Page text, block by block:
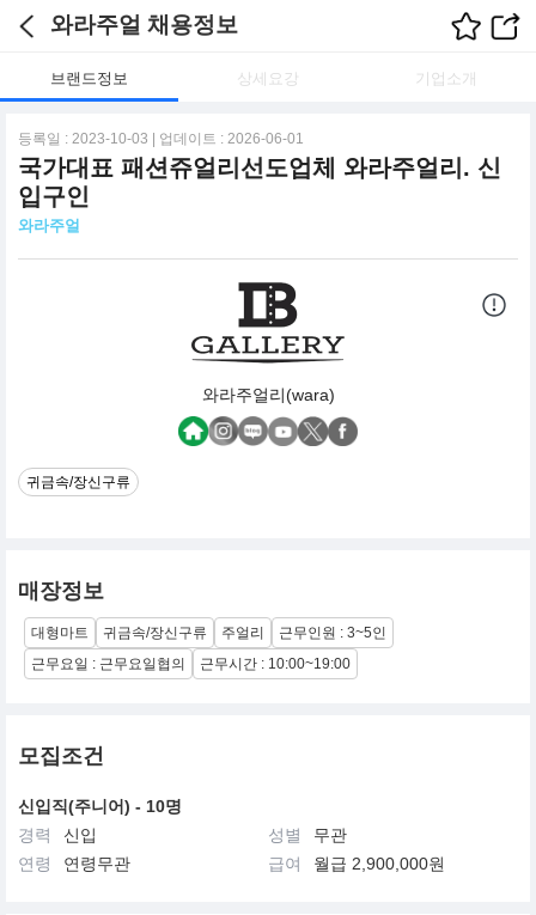
와라주얼 채용정보
브랜드정보 상세요강 기업소개
등록일 : 2023-10-03 | 업데이트 : 2026-06-01
국가대표 패션쥬얼리선도업체 와라주얼리. 신
입구인
와라주얼
와라주얼리(wara)
귀금속/장신구류
매장정보
대형마트 귀금속/장신구류 주얼리
근무인원 : 3~5인
근무요일 : 근무요일협의
근무시간 : 10:00~19:00
모집조건
신입직(주니어) - 10명
경력
신입 성별
무관
연령
연령무관 급여 월급 2,900,000원